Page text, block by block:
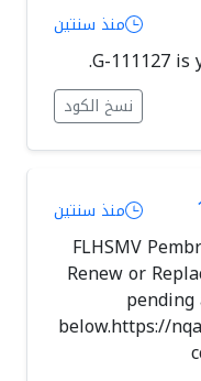
منذ سنتين
G-111127 is
نسخ الكود
منذ سنتين
FLHSMV
Renew or
below.https://